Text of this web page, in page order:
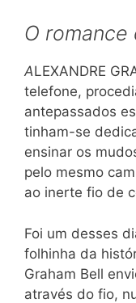
O
ALEXANDRE
telefone,
antepassados
tinham-se
ensinar os
pelo mesmo
ao inerte fio de
Foi um desses
folhinha da
Graham Bell
através do fio,